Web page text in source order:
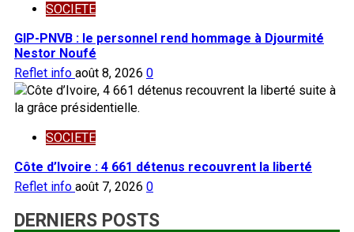
SOCIETE
GIP-PNVB : le personnel rend hommage à Djourmité
Nestor Noufé
Reflet info août 8, 2026 0
SOCIETE
Côte d’Ivoire : 4 661 détenus recouvrent la liberté
Reflet info août 7, 2026 0
DERNIERS POSTS